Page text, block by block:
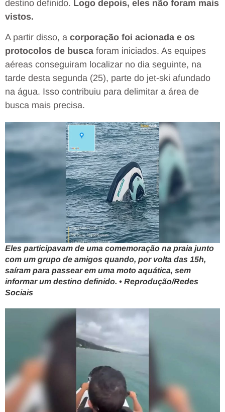
destino definido. Logo depois, eles não foram mais
vistos.
A partir disso, a corporação foi acionada e os
protocolos de busca foram iniciados. As equipes
aéreas conseguiram localizar no dia seguinte, na
tarde desta segunda (25), parte do jet-ski afundado
na água. Isso contribuiu para delimitar a área de
busca mais precisa.
Eles participavam de uma comemoração na praia junto
com um grupo de amigos quando, por volta das 15h,
saíram para passear em uma moto aquática, sem
informar um destino definido. • Reprodução/Redes
Sociais